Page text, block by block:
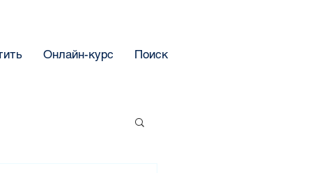
Онлайн-курс Поиск